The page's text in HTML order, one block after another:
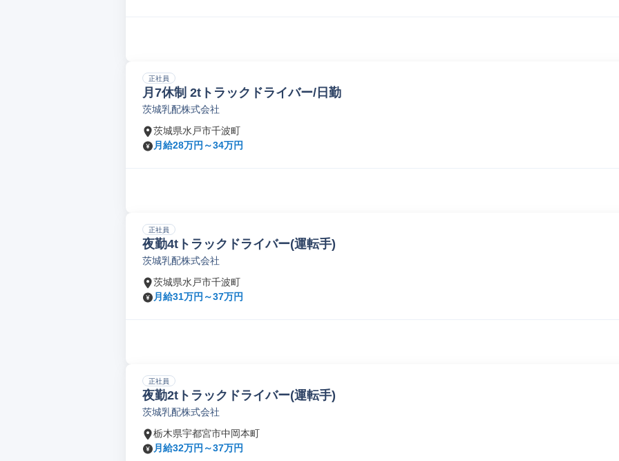
正社員
月7休制 2tトラックドライバー/日勤
茨城乳配株式会社
茨城県水戸市千波町
月給28万円～34万円
正社員
夜勤4tトラックドライバー(運転手)
茨城乳配株式会社
茨城県水戸市千波町
月給31万円～37万円
正社員
夜勤2tトラックドライバー(運転手)
茨城乳配株式会社
栃木県宇都宮市中岡本町
月給32万円～37万円